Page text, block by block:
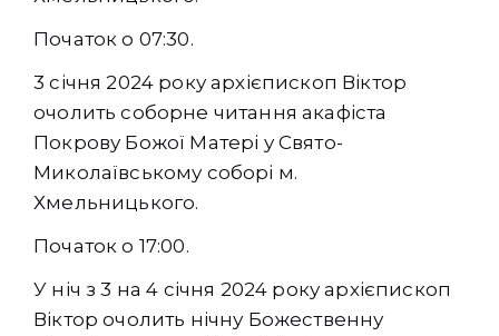
Початок о 07:30.
3січня 2024 року архієпископ Віктор
очолить соборне читання акафіста
Покрову Божої Матері у Свято-
Миколаївському соборі м.
Хмельницького.
Початок о 17:00.
У ніч з 3 на 4 січня 2024 року архієпископ
Віктор очолить нічну Божественну